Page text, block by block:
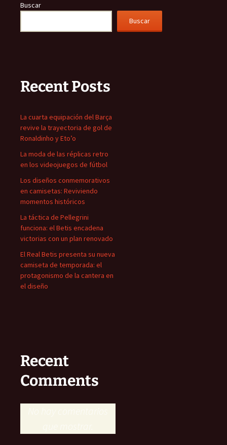
Buscar
Buscar
Recent Posts
La cuarta equipación del Barça
revive la trayectoria de gol de
Ronaldinho y Eto’o
La moda de las réplicas retro
en los videojuegos de fútbol
Los diseños conmemorativos
en camisetas: Reviviendo
momentos históricos
La táctica de Pellegrini
funciona: el Betis encadena
victorias con un plan renovado
El Real Betis presenta su nueva
camiseta de temporada: el
protagonismo de la cantera en
el diseño
Recent
Comments